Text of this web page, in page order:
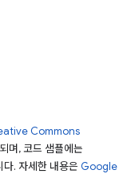
Commons
며, 코드 샘플에는
. 자세한 내용은 Google